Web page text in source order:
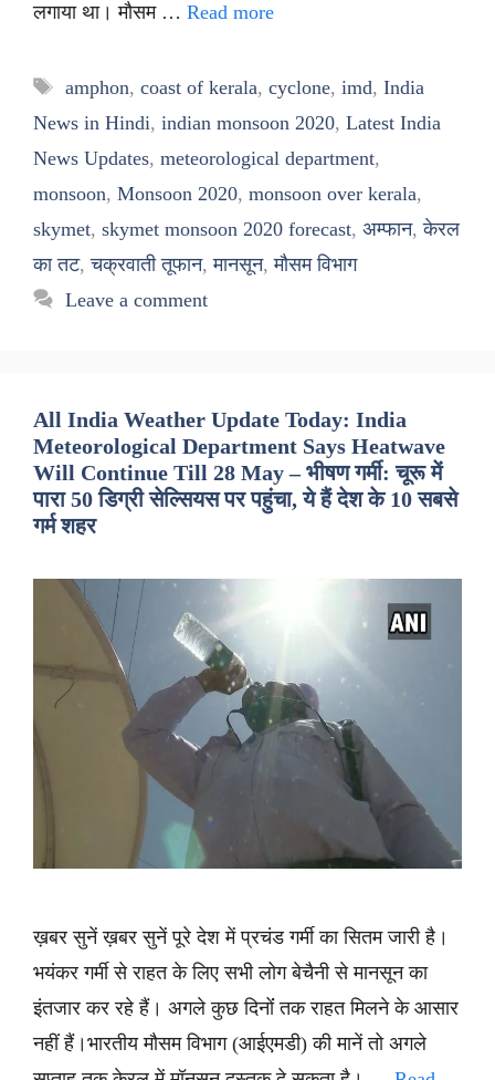
लगाया था। मौसम … Read more
Tags
amphon, coast of kerala, cyclone, imd, India
News in Hindi, indian monsoon 2020, Latest India
News Updates, meteorological department,
monsoon, Monsoon 2020, monsoon over kerala,
skymet, skymet monsoon 2020 forecast, अम्फान,केरल
का तट,चक्रवाती तूफान,मानसून,मौसम विभाग
Leave a comment
All India Weather Update Today: India
Meteorological Department Says Heatwave
Will Continue Till 28 May – भीषण गर्मी: चूरू में
पारा 50 डिग्री सेल्सियस पर पहुंचा, ये हैं देश के 10 सबसे
गर्म शहर
ख़बर सुनें ख़बर सुनें पूरे देश में प्रचंड गर्मी का सितम जारी है।
भयंकर गर्मी से राहत के लिए सभी लोग बेचैनी से मानसून का
इंतजार कर रहे हैं। अगले कुछ दिनोंं तक राहत मिलने के आसार
नहीं हैं।भारतीय मौसम विभाग (आईएमडी) की मानें तो अगले